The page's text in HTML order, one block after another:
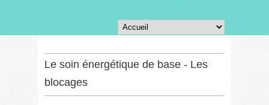
Le soin énergétique de base - Les
blocages